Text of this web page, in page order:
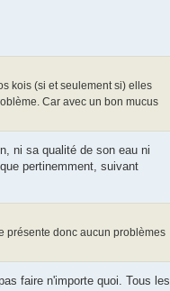
kois (si et seulement si) elles
Car avec un bon mucus
ni sa qualité de son eau ni
pertinemment, suivant
présente donc aucun problèmes
faire n'importe quoi. Tous les